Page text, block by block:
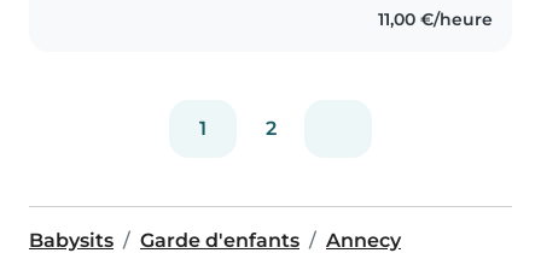
11,00 €/heure
1 2
Babysits Garde d'enfants Annecy